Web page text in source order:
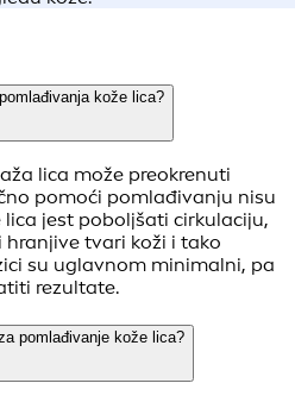
kože lica?
lica može preokrenuti
pomoći pomlađivanju nisu
jest poboljšati cirkulaciju,
tvari koži i tako
su uglavnom minimalni, pa
rezultate.
pomlađivanje kože lica?